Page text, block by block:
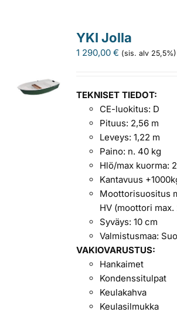
Asiakaskokemuksia
YKI Jolla
1 290,00€ (sis. alv 25,5%)
TEKNISET TIEDOT:
CE-luokitus: D
Pituus: 2,56 m
Leveys: 1,22 m
Paino: n. 40 kg
Hlö/max kuorma:
Kantavuus
Moottorisuositus
HV (moottori max.
Syväys: 10 cm
Valmistusmaa:
VAKIOVARUSTUS:
Hankaimet
Kondenssitulpat
Keulakahva
Keulasilmukka